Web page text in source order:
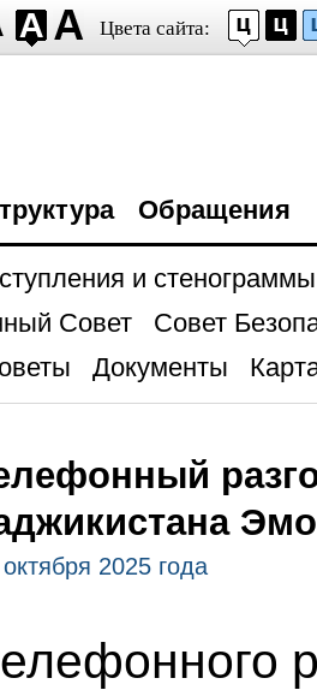
Цвета сайта:
Обращения
и стенограммы
Совет
Совет
Документы
2025 года